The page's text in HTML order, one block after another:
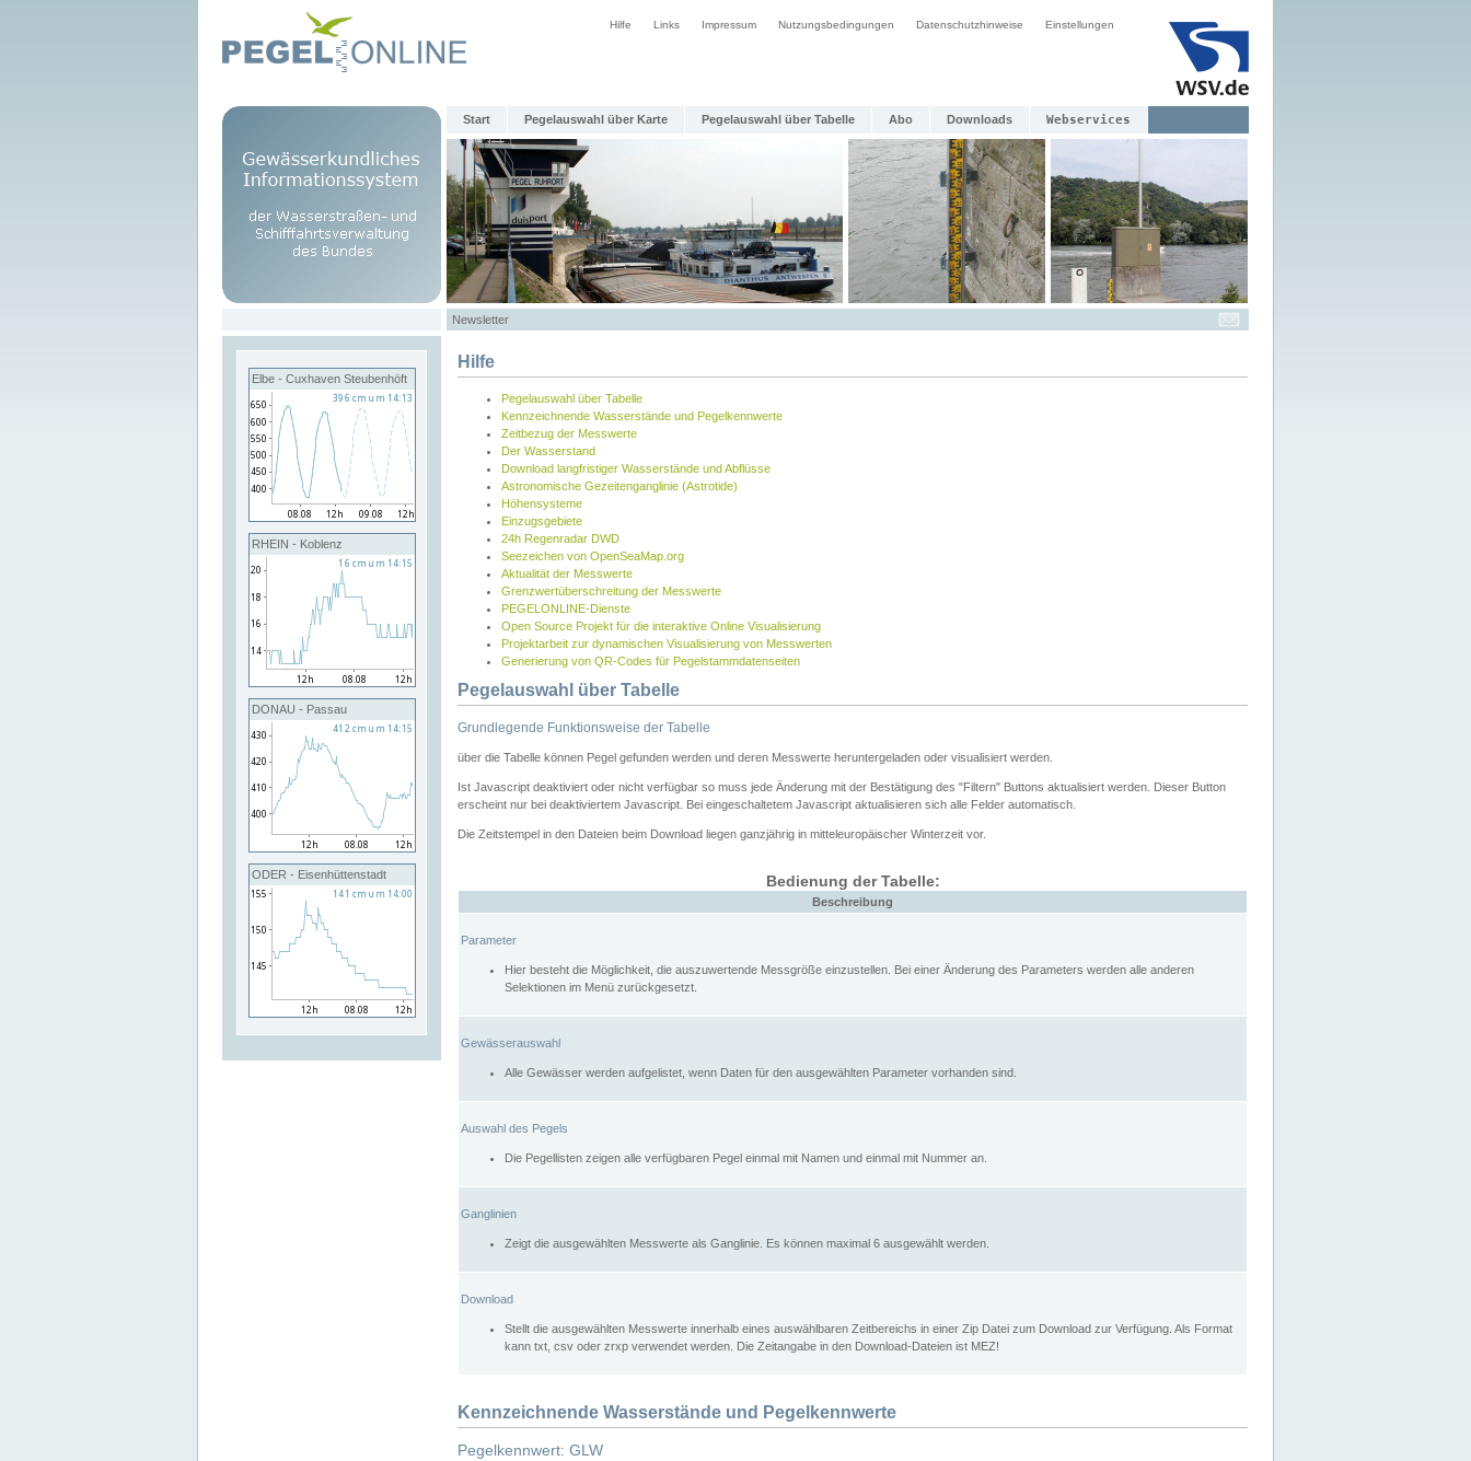
Hilfe Links Impressum Nutzungsbedingungen Datenschutzhinweise Einstellungen
Start Pegelauswahl über Karte Pegelauswahl über Tabelle Abo Downloads Webservices
Newsletter
Elbe - Cuxhaven Steubenhöft
RHEIN - Koblenz
DONAU - Passau
ODER - Eisenhüttenstadt
Hilfe
Pegelauswahl über Tabelle
Kennzeichnende Wasserstände und Pegelkennwerte
Zeitbezug der Messwerte
Der Wasserstand
Download langfristiger Wasserstände und Abflüsse
Astronomische Gezeitenganglinie (Astrotide)
Höhensysteme
Einzugsgebiete
24h Regenradar DWD
Seezeichen von OpenSeaMap.org
Aktualität der Messwerte
Grenzwertüberschreitung der Messwerte
PEGELONLINE-Dienste
Open Source Projekt für die interaktive Online Visualisierung
Projektarbeit zur dynamischen Visualisierung von Messwerten
Generierung von QR-Codes für Pegelstammdatenseiten
Pegelauswahl über Tabelle
Grundlegende Funktionsweise der Tabelle
über die Tabelle können Pegel gefunden werden und deren Messwerte heruntergeladen oder visualisiert werden.
Ist Javascript deaktiviert oder nicht verfügbar so muss jede Änderung mit der Bestätigung des "Filtern" Buttons aktualisiert werden. Dieser Button
erscheint nur bei deaktiviertem Javascript. Bei eingeschaltetem Javascript aktualisieren sich alle Felder automatisch.
Die Zeitstempel in den Dateien beim Download liegen ganzjährig in mitteleuropäischer Winterzeit vor.
Bedienung der Tabelle:
Beschreibung
Parameter
Hier besteht die Möglichkeit, die auszuwertende Messgröße einzustellen. Bei einer Änderung des Parameters werden alle anderen
Selektionen im Menü zurückgesetzt.
Gewässerauswahl
Alle Gewässer werden aufgelistet, wenn Daten für den ausgewählten Parameter vorhanden sind.
Auswahl des Pegels
Die Pegellisten zeigen alle verfügbaren Pegel einmal mit Namen und einmal mit Nummer an.
Ganglinien
Zeigt die ausgewählten Messwerte als Ganglinie. Es können maximal 6 ausgewählt werden.
Download
Stellt die ausgewählten Messwerte innerhalb eines auswählbaren Zeitbereichs in einer Zip Datei zum Download zur Verfügung. Als Format
kann txt, csv oder zrxp verwendet werden. Die Zeitangabe in den Download-Dateien ist MEZ!
Kennzeichnende Wasserstände und Pegelkennwerte
Pegelkennwert: GLW